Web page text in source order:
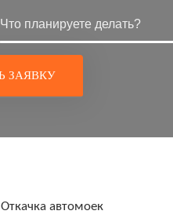
Откачка автомоек